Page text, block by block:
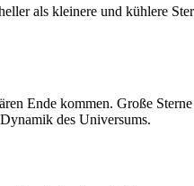
als kleinere und kühlere
Ende kommen. Große
des Universums.